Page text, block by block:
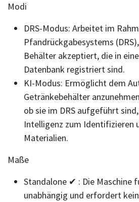
Modi
DRS-Modus: Arbeitet im
Pfandrückgabesystems
Behälter akzeptiert, die in
Datenbank registriert sind.
KI-Modus: Ermöglicht dem
Getränkebehälter
ob sie im DRS aufgeführt
Intelligenz zum Identifizieren
Materialien.
Maße
Standalone ✔ : Die Maschine
unabhängig und erfordert